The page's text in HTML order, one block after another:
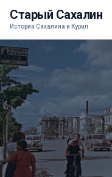
Старый Сахалин
История Сахалина и Курил